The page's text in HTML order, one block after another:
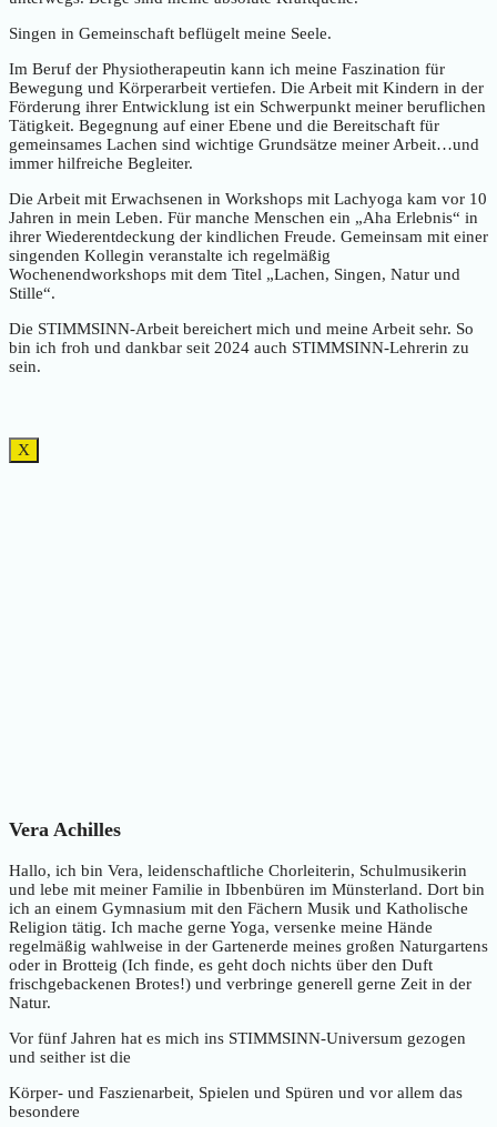
Singen in Gemeinschaft beflügelt meine Seele.
Im Beruf der Physiotherapeutin kann ich meine Faszination für
Bewegung und Körperarbeit vertiefen. Die Arbeit mit Kindern in der
Förderung ihrer Entwicklung ist ein Schwerpunkt meiner beruflichen
Tätigkeit. Begegnung auf einer Ebene und die Bereitschaft für
gemeinsames Lachen sind wichtige Grundsätze meiner Arbeit…und
immer hilfreiche Begleiter.
Die Arbeit mit Erwachsenen in Workshops mit Lachyoga kam vor 10
Jahren in mein Leben. Für manche Menschen ein „Aha Erlebnis“ in
ihrer Wiederentdeckung der kindlichen Freude. Gemeinsam mit einer
singenden Kollegin veranstalte ich regelmäßig
Wochenendworkshops mit dem Titel „Lachen, Singen, Natur und
Stille“.
Die STIMMSINN-Arbeit bereichert mich und meine Arbeit sehr. So
bin ich froh und dankbar seit 2024 auch STIMMSINN-Lehrerin zu
sein.
X
Vera Achilles
Hallo, ich bin Vera, leidenschaftliche Chorleiterin, Schulmusikerin
und lebe mit meiner Familie in Ibbenbüren im Münsterland. Dort bin
ich an einem Gymnasium mit den Fächern Musik und Katholische
Religion tätig. Ich mache gerne Yoga, versenke meine Hände
regelmäßig wahlweise in der Gartenerde meines großen Naturgartens
oder in Brotteig (Ich finde, es geht doch nichts über den Duft
frischgebackenen Brotes!) und verbringe generell gerne Zeit in der
Natur.
Vor fünf Jahren hat es mich ins STIMMSINN-Universum gezogen
und seither ist die
Körper- und Faszienarbeit, Spielen und Spüren und vor allem das
besondere